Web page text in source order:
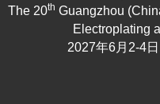
The 20th Guangzhou
Electroplating
2027年6月2-4